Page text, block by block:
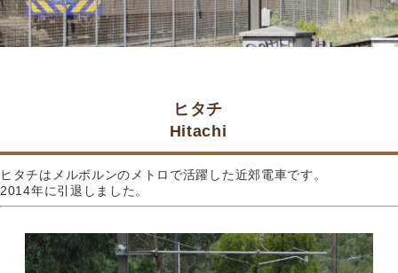
ヒタチ
Hitachi
ヒタチはメルボルンのメトロで活躍した近郊電車です。
2014年に引退しました。